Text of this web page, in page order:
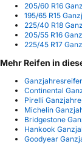
205/60 R16
195/65 R15
225/40 R18
205/55 R16
225/45 R17
Mehr Reifen in
Continental
Pirelli
Michelin
Bridgestone
Hankook
Goodyear